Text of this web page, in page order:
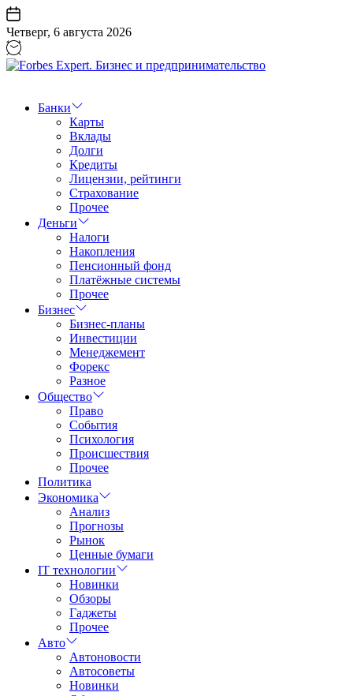
Перейти
к
содержанию
Четверг, 6 августа 2026
Бизнес
предпринимательство
Банки
Карты
Вклады
Долги
Кредиты
Лицензии, рейтинги
Страхование
Прочее
Деньги
Налоги
Накопления
Пенсионный фонд
Платёжные системы
Прочее
Бизнес
Бизнес-планы
Инвестиции
Менеджемент
Форекс
Разное
Общество
Право
События
Психология
Происшествия
Прочее
Политика
Экономика
Анализ
Прогнозы
Рынок
Ценные бумаги
IT технологии
Новинки
Обзоры
Гаджеты
Прочее
Авто
Автоновости
Автосоветы
Новинки